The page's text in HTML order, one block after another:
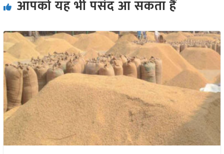
आपको यह भी पसंद आ सकता हैं